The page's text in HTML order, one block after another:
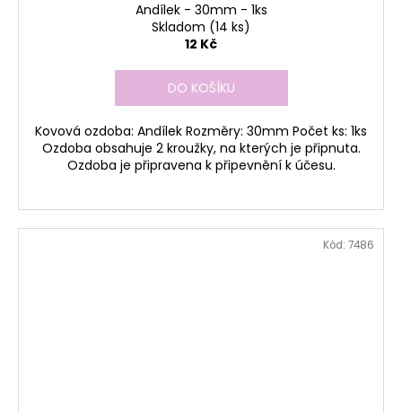
Andílek - 30mm - 1ks
Skladom (14 ks)
12 Kč
DO KOŠÍKU
Kovová ozdoba: Andílek Rozměry: 30mm Počet ks: 1ks
Ozdoba obsahuje 2 kroužky, na kterých je připnuta.
Ozdoba je připravena k připevnění k účesu.
Kód: 7486